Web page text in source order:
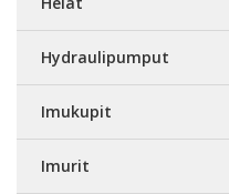
Hydraulipumput
Imukupit
Imurit